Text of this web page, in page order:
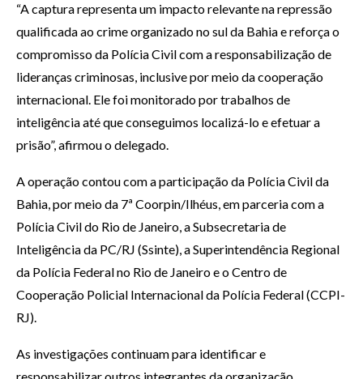
“A captura representa um impacto relevante na repressão
qualificada ao crime organizado no sul da Bahia e reforça o
compromisso da Polícia Civil com a responsabilização de
lideranças criminosas, inclusive por meio da cooperação
internacional. Ele foi monitorado por trabalhos de
inteligência até que conseguimos localizá-lo e efetuar a
prisão”, afirmou o delegado.
A operação contou com a participação da Polícia Civil da
Bahia, por meio da 7ª Coorpin/Ilhéus, em parceria com a
Polícia Civil do Rio de Janeiro, a Subsecretaria de
Inteligência da PC/RJ (Ssinte), a Superintendência Regional
da Polícia Federal no Rio de Janeiro e o Centro de
Cooperação Policial Internacional da Polícia Federal (CCPI-
RJ).
As investigações continuam para identificar e